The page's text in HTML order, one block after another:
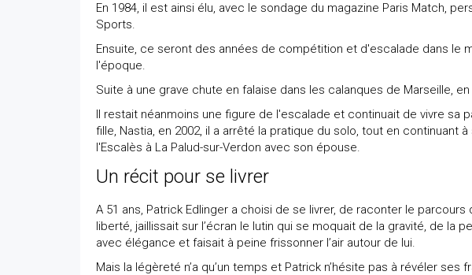
En 1984, il est ainsi élu, avec le sondage du magazine Paris Match,
Sports.
Ensuite, ce seront des années de compétition et d'escalade dans le
l'époque.
Suite à une grave chute en falaise dans les calanques de Marseille,
Il restait néanmoins une figure de l'escalade et continuait de vivre sa
fille, Nastia, en 2002, il a arrêté la pratique du solo, tout en continuant
l'Escalès à La Palud-sur-Verdon avec son épouse.
Un récit pour se livrer
A 51 ans, Patrick Edlinger a choisi de se livrer, de raconter le
liberté, jaillissait sur l’écran le lutin qui se moquait de la gravité, de la
avec élégance et faisait à peine frissonner l’air autour de lui.
Mais la légèreté n’a qu’un temps et Patrick n’hésite pas à révéler